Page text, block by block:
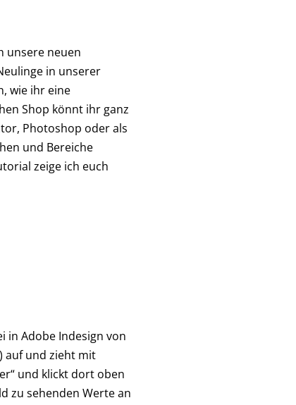
unsere neuen
in unserer
wie ihr eine
Shop könnt ihr ganz
Photoshop oder als
und Bereiche
zeige ich euch
in Adobe Indesign von
auf und zieht mit
und klickt dort oben
zu sehenden Werte an